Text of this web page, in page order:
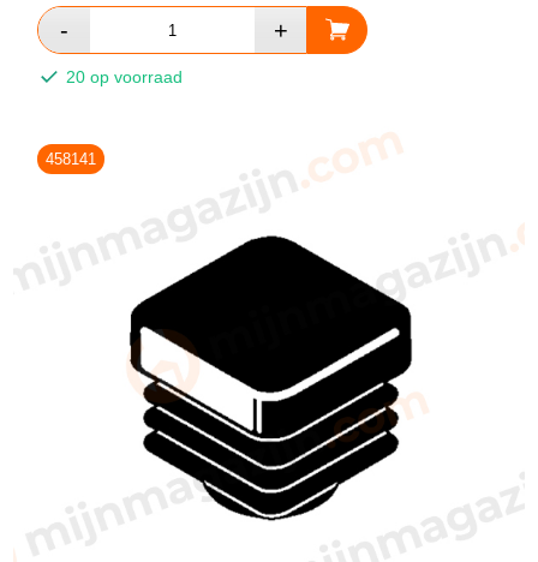
20 op voorraad
458141